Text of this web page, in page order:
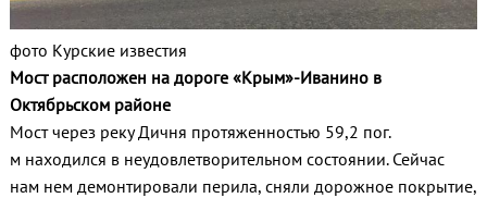
фото Курские известия
Мост расположен на дороге «Крым»-Иванино в
Октябрьском районе
Мост через реку Дичня протяженностью 59,2 пог.
м находился в неудовлетворительном состоянии. Сейчас
нам нем демонтировали перила, сняли дорожное покрытие,